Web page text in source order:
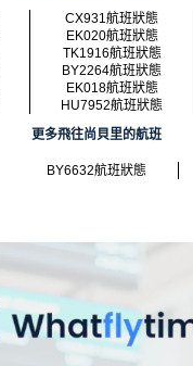
CX931航班狀態
EK020航班狀態
TK1916航班狀態
BY2264航班狀態
EK018航班狀態
HU7952航班狀態
更多飛往尚貝里的航班
BY6632航班狀態